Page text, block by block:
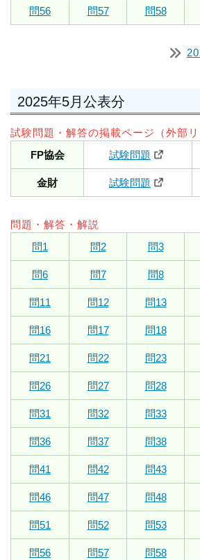
問56 問57 問58
2025年5月公表分
試験問題・解答の掲載ページ（外部リ
FP協会
試験問題
金財 試験問題
問題・解答・解説
問1
問2 問3
問6 問7 問8
問11 問12 問13
問16 問17 問18
問21 問22 問23
問26 問27 問28
問31 問32 問33
問36 問37 問38
問41 問42 問43
問46 問47 問48
問51 問52 問53
問56 問57 問58